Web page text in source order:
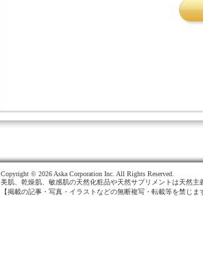
Copyright © 2026 Aska Corporation Inc. All Rights Reserved.
美肌、乾燥肌、敏感肌の天然化粧品や天然サプリメントは天然主
【掲載の記事・写真・イラストなどの無断複写・転載等を禁じま